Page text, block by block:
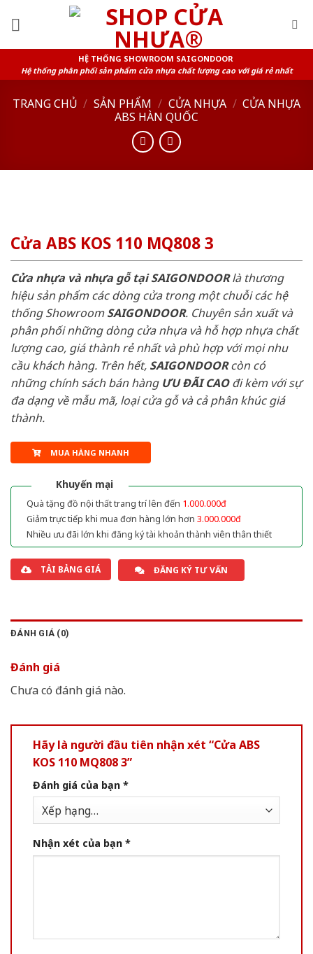
HỆ THỐNG SHOWROOM SAIGONDOOR
Hệ thống phân phối sản phẩm cửa nhựa chất lượng cao với giá rẻ nhất
TRANG CHỦ / SẢN PHẨM / CỬA NHỰA / CỬA NHỰA
ABS HÀN QUỐC
Cửa ABS KOS 110 MQ808 3
Cửa nhựa và nhựa gỗ tại SAIGONDOORlà thương
hiệu sản phẩm các dòng cửa trong một chuỗi các hệ
thống ShowroomSAIGONDOOR. Chuyên sản xuất và
phân phối những dòng cửa nhựa và hỗ hợp nhựa chất
lượng cao, giá thành rẻ nhất và phù hợp với mọi nhu
cầu khách hàng. Trên hết, SAIGONDOORcòn có
những chính sách bán hàng ƯU ĐÃI CAOđi kèm với sự
đa dạng về mẫu mã, loại cửa gỗ và cả phân khúc giá
thành.
MUA HÀNG NHANH
Khuyến mại
Quà tặng đồ nội thất trang trí lên đến 1.000.000đ
Giảm trực tiếp khi mua đơn hàng lớn hơn 3.000.000đ
Nhiều ưu đãi lớn khi đăng ký tài khoản thành viên thân thiết
TẢI BẢNG GIÁ ĐĂNG KÝ TƯ VẤN
ĐÁNH GIÁ (0)
Đánh giá
Chưa có đánh giá nào.
Hãy là người đầu tiên nhận xét “Cửa ABS
KOS 110 MQ808 3”
Đánh giá của bạn *
Nhận xét của bạn *